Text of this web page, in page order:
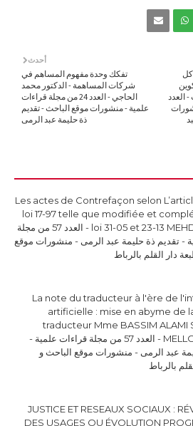
أحدث
تفكك وحدة مفهوم المساهم في
شركات المساهمة - الدكتور محمد
الحاجي - العدد 24 من مجلة قراءات
علمية - منشورات موقع الباحث - تقديم
ذة حليمة عبد الرمى
العدد
Les actes de Contrefaçon selon
loi 17-97 telle que modifiée et
loi 31-05 et 23-13 MEHDI EDDIANI - العدد 57 من مجلة
- تقديم ذة حليمة عبد الرمى - منشورات موقع
دار القلم بالرباط
La note du traducteur à l'ère de
artificielle : mise en abyme de
traducteur Mme BASSIM ALAMI
MELLOUKI Ismail - العدد 57 من مجلة قراءات علمية -
عبد الرمى - منشورات موقع الباحث و
بالرباط
JUSTICE ET RESEAUX SOCIAUX :
DES USAGES OU ÉVOLUTION